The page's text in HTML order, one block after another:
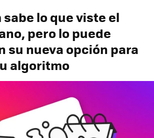
lo que viste el
pero lo puede
su nueva opción para
algoritmo